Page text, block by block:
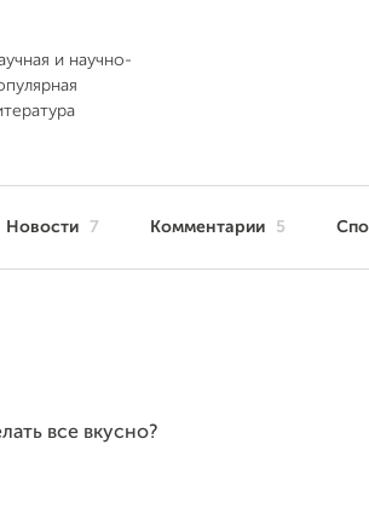
и научно-
Новости 7 Комментарии 5
все вкусно?